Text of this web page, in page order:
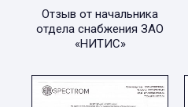
Отзыв от начальника
отдела снабжения ЗАО
«НИТИС»